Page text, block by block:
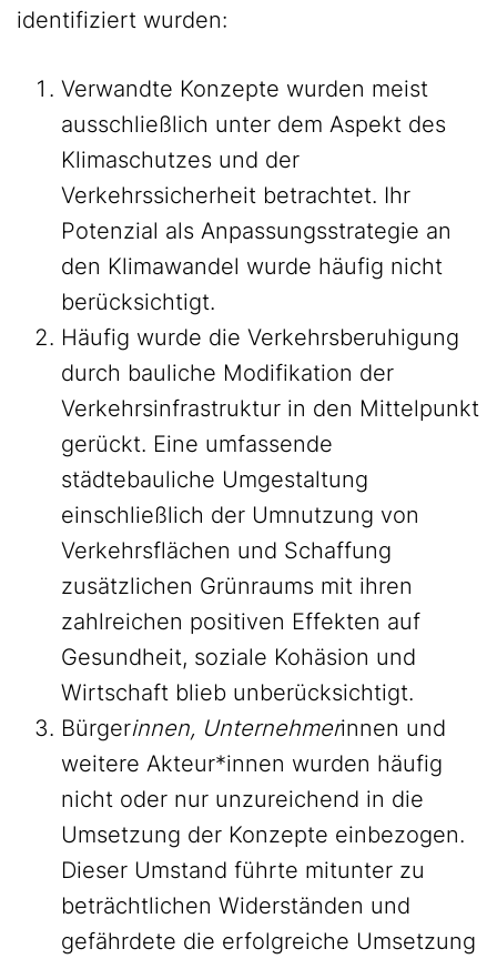
identifiziert wurden:
Verwandte Konzepte wurden meist
ausschließlich unter dem Aspekt des
Klimaschutzes und der
Verkehrssicherheit betrachtet. Ihr
Potenzial als Anpassungsstrategie an
den Klimawandel wurde häufig nicht
berücksichtigt.
Häufig wurde die Verkehrsberuhigung
durch bauliche Modifikation der
Verkehrsinfrastruktur in den Mittelpunkt
gerückt. Eine umfassende
städtebauliche Umgestaltung
einschließlich der Umnutzung von
Verkehrsflächen und Schaffung
zusätzlichen Grünraums mit ihren
zahlreichen positiven Effekten auf
Gesundheit, soziale Kohäsion und
Wirtschaft blieb unberücksichtigt.
Bürgerinnen, Unternehmerinnen und
weitere Akteur*innen wurden häufig
nicht oder nur unzureichend in die
Umsetzung der Konzepte einbezogen.
Dieser Umstand führte mitunter zu
beträchtlichen Widerständen und
gefährdete die erfolgreiche Umsetzung